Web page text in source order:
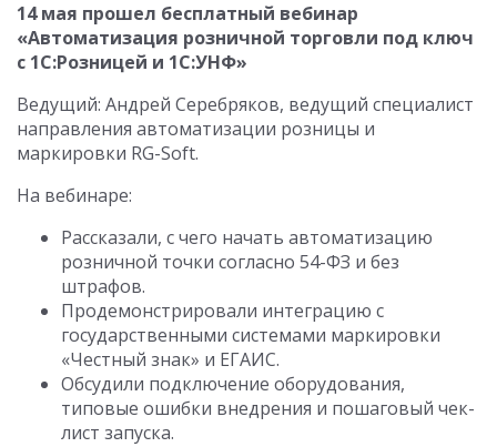
14 мая прошел бесплатный вебинар
«Автоматизация розничной торговли под ключ
с 1С:Розницей и 1С:УНФ»
Ведущий: Андрей Серебряков, ведущий специалист
направления автоматизации розницы и
маркировки RG-Soft.
На вебинаре:
Рассказали, с чего начать автоматизацию
розничной точки согласно 54-ФЗ и без
штрафов.
Продемонстрировали интеграцию с
государственными системами маркировки
«Честный знак» и ЕГАИС.
Обсудили подключение оборудования,
типовые ошибки внедрения и пошаговый чек-
лист запуска.